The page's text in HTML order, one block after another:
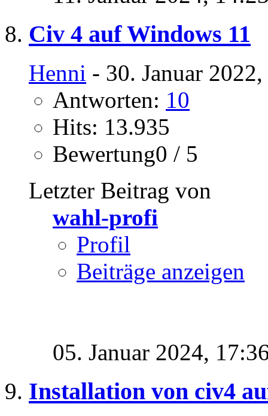
Civ 4 auf Windows 11
Henni - 30. Januar
Antworten: 10
Hits: 13.935
Bewertung0 / 5
Letzter Beitrag von
wahl-profi
Profil
Beiträge anzeigen
05. Januar 2024,
Installation von civ4